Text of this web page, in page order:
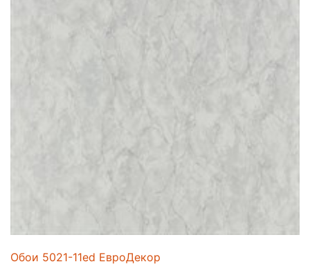
Обои 5021-11ed ЕвроДекор